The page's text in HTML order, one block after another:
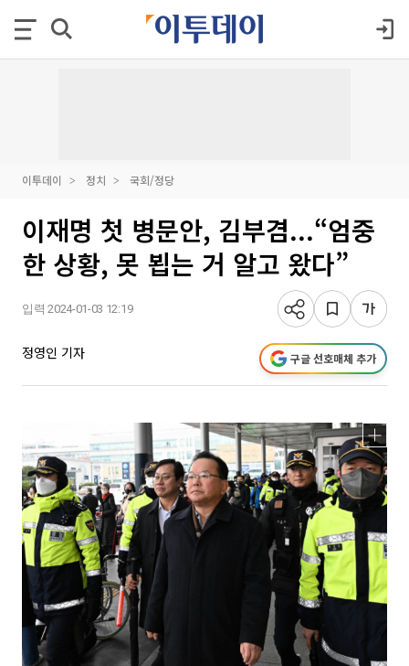
이투데이 정치 국회/정당
이재명 첫 병문안, 김부겸...“엄중
한 상황, 못 뵙는 거 알고 왔다”
입력 2024-01-03 12:19
정영인 기자 구글 선호매체 추가